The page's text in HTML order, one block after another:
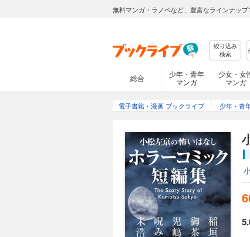
無料マンガ・ラノベなど、豊富なラインナップ
絞り込み
検索
総合
少年・青年
マンガ
少女・女
マンガ
電子書籍・漫画 ブックライブ 少年・青